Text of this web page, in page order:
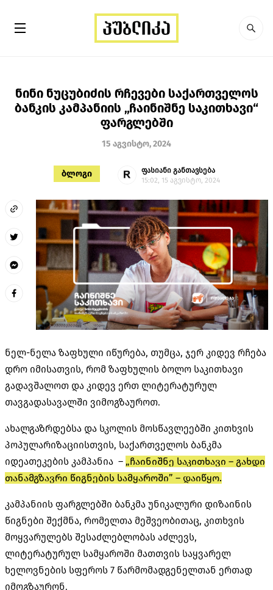
ნინი ნუცუბიძის რჩევები საქართველოს
ბანკის კამპანიის „ჩაინიშნე საკითხავი“
ფარგლებში
15 აგვისტო, 2024
ბლოგი
ფასიანი განთავსება
15:02, 15 აგვისტო, 2024
ნელ-ნელა ზაფხული იწურება, თუმცა, ჯერ კიდევ რჩება
დრო იმისათვის, რომ ზაფხულის ბოლო საკითხავი
გადავშალოთ და კიდევ ერთ ლიტერატურულ
თავგადასავალში ვიმოგზაუროთ.
ახალგაზრდებსა და სკოლის მოსწავლეებში კითხვის
პოპულარიზაციისთვის, საქართველოს ბანკმა
იდეათეკების კამპანია – „ჩაინიშნე საკითხავი – გახდი
თანამგზავრი წიგნების სამყაროში” – დაიწყო.
კამპანიის ფარგლებში ბანკმა უნიკალური დიზაინის
წიგნები შექმნა, რომელთა მეშვეობითაც, კითხვის
მოყვარულებს შესაძლებლობას აძლევს,
ლიტერატურულ სამყაროში მათთვის საყვარელ
ხელოვნების სფეროს 7 წარმომადგენელთან ერთად
იმოგზაურონ.